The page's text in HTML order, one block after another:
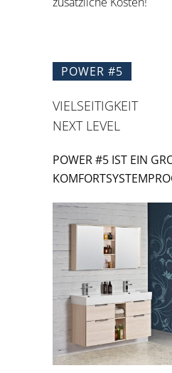
POWER #5
VIELSEITIGKEIT
NEXT LEVEL
POWER #5 IST EIN